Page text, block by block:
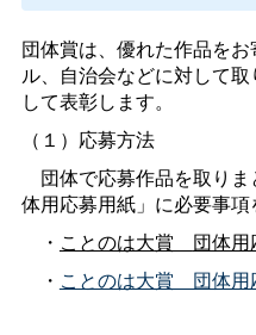
団体賞は、優れた作品を
ル、自治会などに対して
して表彰します。
（１）応募方法
団体で応募作品を取り
体用応募用紙」に必要事項
・ ことのは大賞 団体用
・ ことのは大賞 団体用